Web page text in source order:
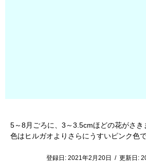
5～8月ごろに、3～3.5cmほどの花がさき
色はヒルガオよりさらにうすいピンク色で
登録日: 2021年2月20日 / 更新日: